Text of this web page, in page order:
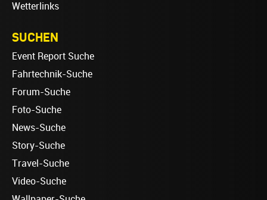
Wetterlinks
SUCHEN
Event Report Suche
Fahrtechnik-Suche
Forum-Suche
Foto-Suche
News-Suche
Story-Suche
Travel-Suche
Video-Suche